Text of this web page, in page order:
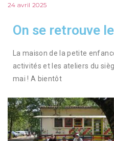
24 avril 2025
On se retrouve
La maison de la petite
activités et les ateliers du
mai ! A bientôt